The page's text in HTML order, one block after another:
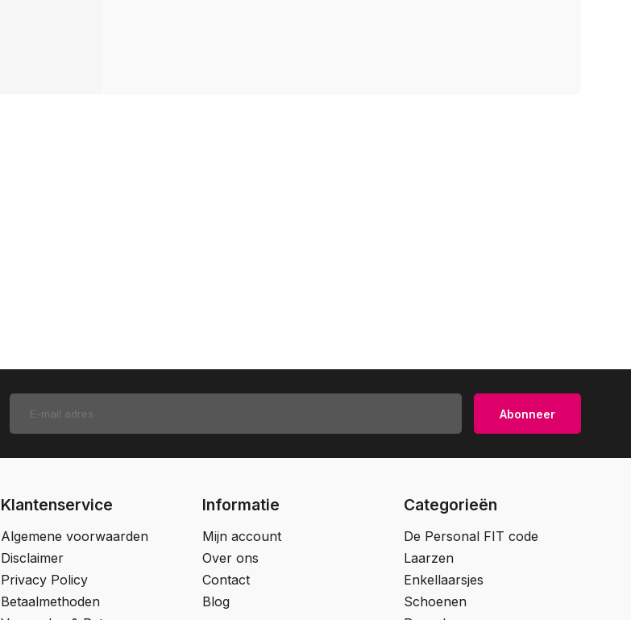
Abonneer
Klantenservice
Algemene voorwaarden
Disclaimer
Privacy Policy
Betaalmethoden
Informatie
Mijn account
Over ons
Contact
Blog
Categorieën
De Personal FIT code
Laarzen
Enkellaarsjes
Schoenen